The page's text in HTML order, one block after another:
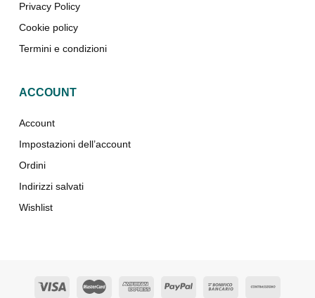
Privacy Policy
Cookie policy
Termini e condizioni
ACCOUNT
Account
Impostazioni dell’account
Ordini
Indirizzi salvati
Wishlist